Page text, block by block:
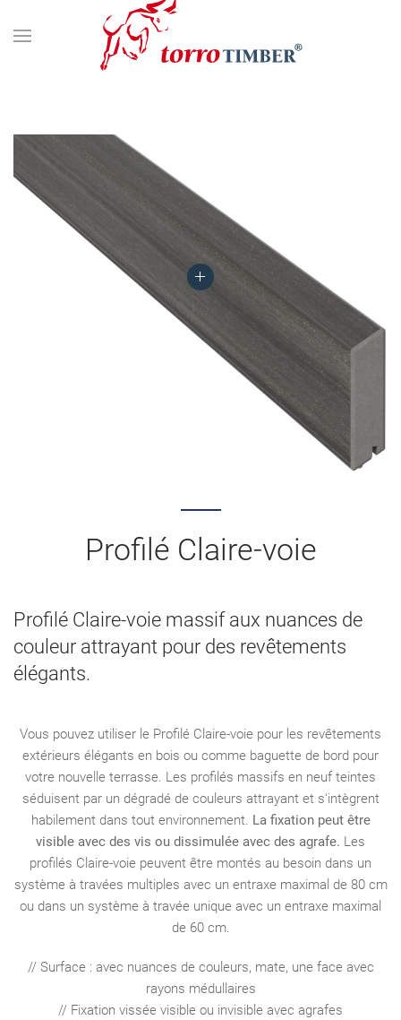
Profilé Claire-voie
Profilé Claire-voie massif aux nuances de
couleur attrayant pour des revêtements
élégants.
Vous pouvez utiliser le Profilé Claire-voie pour les revêtements
extérieurs élégants en bois ou comme baguette de bord pour
votre nouvelle terrasse. Les profilés massifs en neuf teintes
séduisent par un dégradé de couleurs attrayant et s‘intègrent
habilement dans tout environnement. La fixation peut être
visible avec des vis ou dissimulée avec des agrafe. Les
profilés Claire-voie peuvent être montés au besoin dans un
système à travées multiples avec un entraxe maximal de 80 cm
ou dans un système à travée unique avec un entraxe maximal
de 60 cm.
// Surface : avec nuances de couleurs, mate, une face avec
rayons médullaires
// Fixation vissée visible ou invisible avec agrafes